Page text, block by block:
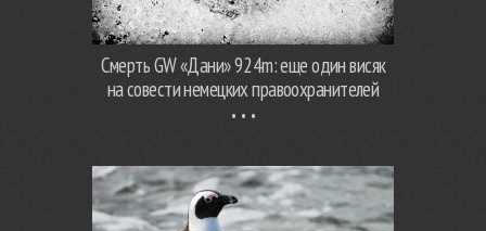
Смерть GW «Дани» 924m: еще один висяк
на совести немецких правоохранителей